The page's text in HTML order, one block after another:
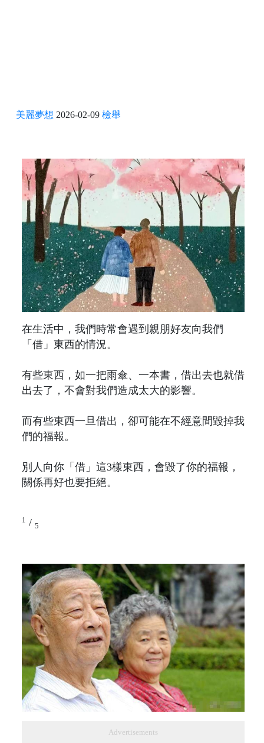
美麗夢想 2026-02-09 檢舉
在生活中，我們時常會遇到親朋好友向我們
「借」東西的情況。
有些東西，如一把雨傘、一本書，借出去也就借
出去了，不會對我們造成太大的影響。
而有些東西一旦借出，卻可能在不經意間毀掉我
們的福報。
別人向你「借」這3樣東西，會毀了你的福報，
關係再好也要拒絕。
1 / 5
Advertisements